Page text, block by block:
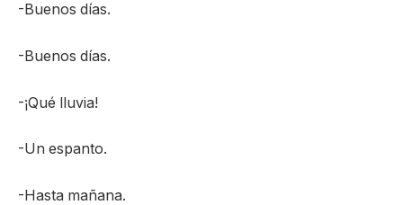
-Buenos días.
-Buenos días.
-¡Qué lluvia!
-Un espanto.
-Hasta mañana.